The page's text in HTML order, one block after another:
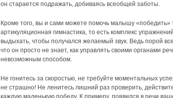
он старается подражать, добиваясь всеобщей заботы.
Кроме того, вы и сами можете помочь малышу «победить»
артикуляционная гимнастика, то есть комплекс
выдыхать, чтобы получался желаемый звук. Ведь порой
что он просто не знает, как управлять своими органами
невозможным способом.
Не гонитесь за скоростью, не требуйте моментальных
не страшно! Не ленитесь лишний раз проверить,
каждую маленькую победу. К примеру, появился в речи